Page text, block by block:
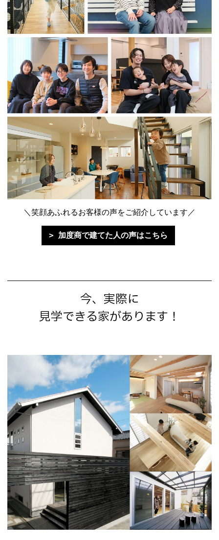
＼笑顔あふれるお客様の声をご紹介しています／
加度商で建てた人の声はこちら
今、実際に
見学できる家があります！